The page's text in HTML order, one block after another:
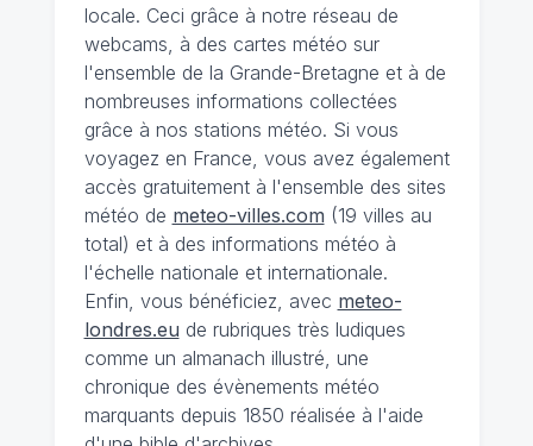
locale. Ceci grâce à notre réseau de
webcams, à des cartes météo sur
l'ensemble de la Grande-Bretagne et à de
nombreuses informations collectées
grâce à nos stations météo. Si vous
voyagez en France, vous avez également
accès gratuitement à l'ensemble des sites
météo de meteo-villes.com (19 villes au
total) et à des informations météo à
l'échelle nationale et internationale.
Enfin, vous bénéficiez, avec meteo-
londres.eu de rubriques très ludiques
comme un almanach illustré, une
chronique des évènements météo
marquants depuis 1850 réalisée à l'aide